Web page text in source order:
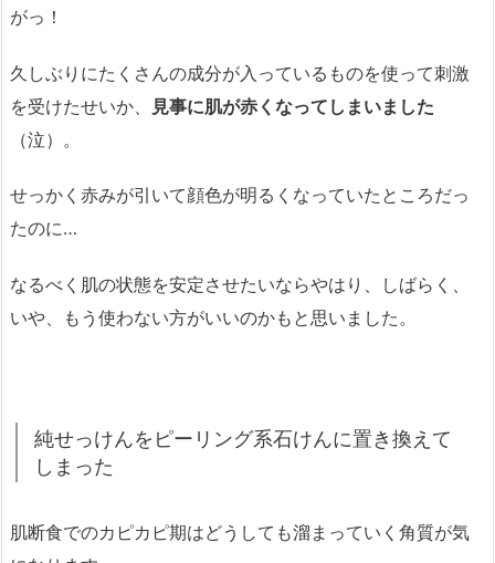
がっ！
久しぶりにたくさんの成分が入っているものを使って刺激
を受けたせいか、
見事に肌が赤くなってしまいました
（泣）。
せっかく赤みが引いて顔色が明るくなっていたところだっ
たのに…
なるべく肌の状態を安定させたいならやはり、しばらく、
いや、もう使わない方がいいのかもと思いました。
純せっけんをピーリング系石けんに置き換えて
しまった
肌断食でのカピカピ期はどうしても溜まっていく角質が気